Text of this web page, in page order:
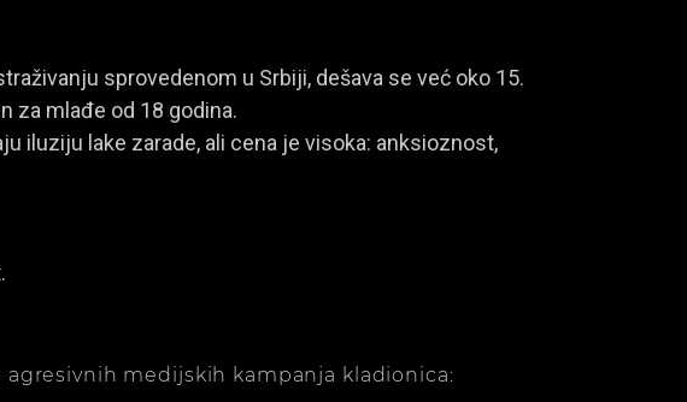
sprovedenom u Srbiji, dešava se već oko 15.
za mlađe od 18 godina.
iluziju lake zarade, ali cena je visoka: anksioznost,
medijskih kampanja kladionica: